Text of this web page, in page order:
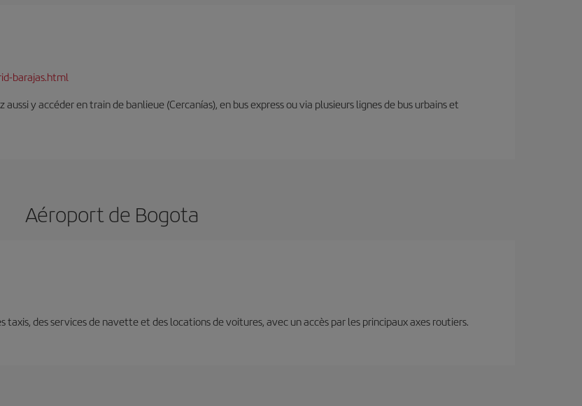
barajas.html
y accéder en train de banlieue (Cercanías), en bus express ou via plusieurs lignes de bus urbains et
Aéroport de Bogota
taxis, des services de navette et des locations de voitures, avec un accès par les principaux axes routiers.